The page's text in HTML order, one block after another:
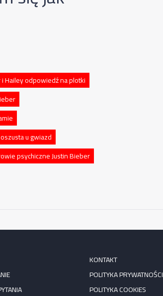
Hailey odpowiedź na plotki
u gwiazd
psychiczne Justin Bieber
KONTAKT
POLITYKA PRYWATNOŚCI
POLITYKA COOKIES